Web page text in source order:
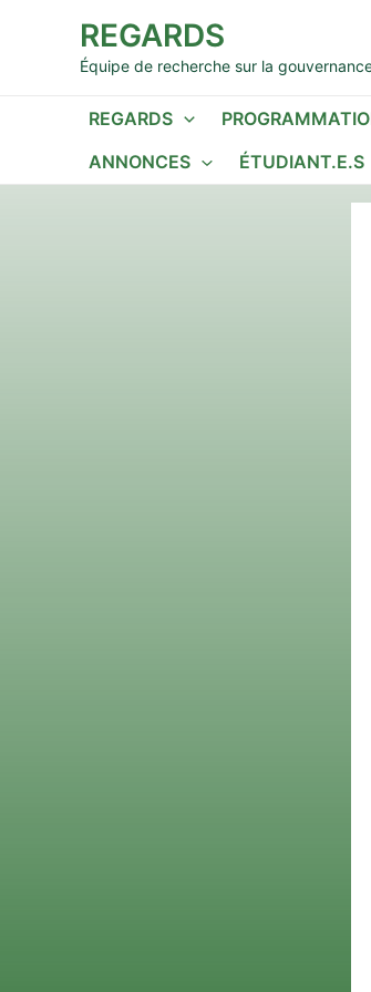
REGARDS
Équipe de recherche sur la
REGARDS
ANNONCES
ÉTUDIANT.E.S